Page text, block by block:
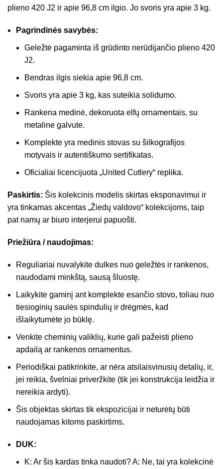
plieno 420 J2 ir apie 96,8 cm ilgio. Jo svoris yra apie 3 kg.
Pagrindinės savybės:
Geležtė pagaminta iš grūdinto nerūdijančio plieno 420
J2.
Bendras ilgis siekia apie 96,8 cm.
Svoris yra apie 3 kg, kas suteikia solidumo.
Rankena medinė, dekoruota elfų ornamentais, su
metaline galvute.
Komplekte yra medinis stovas su šilkografijos
motyvais ir autentiškumo sertifikatas.
Oficialiai licencijuota „United Cutlery“ replika.
Paskirtis: Šis kolekcinis modelis skirtas eksponavimui ir
yra tinkamas akcentas „Žiedų valdovo“ kolekcijoms, taip
pat namų ar biuro interjerui papuošti.
Priežiūra / naudojimas:
Reguliariai nuvalykite dulkes nuo geležtės ir rankenos,
naudodami minkštą, sausą šluostę.
Laikykite gaminį ant komplekte esančio stovo, toliau nuo
tiesioginių saulės spindulių ir drėgmės, kad
išlaikytumėte jo būklę.
Venkite cheminių valiklių, kurie gali pažeisti plieno
apdailą ar rankenos ornamentus.
Periodiškai patikrinkite, ar nėra atsilaisvinusių detalių, ir,
jei reikia, švelniai priveržkite (tik jei konstrukcija leidžia ir
nereikia ardyti).
Šis objektas skirtas tik ekspozicijai ir neturėtų būti
naudojamas kitoms paskirtims.
DUK:
K: Ar šis kardas tinka naudoti? A: Ne, tai yra kolekcinė